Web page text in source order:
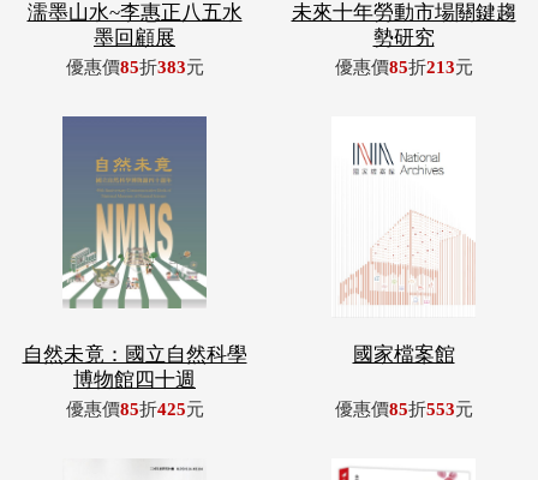
濡墨山水~李惠正八五水
墨回顧展
優惠價85折383元
未來十年勞動市場關鍵趨
勢研究
優惠價85折213元
自然未竟：國立自然科學
博物館四十週
優惠價85折425元
國家檔案館
優惠價85折553元